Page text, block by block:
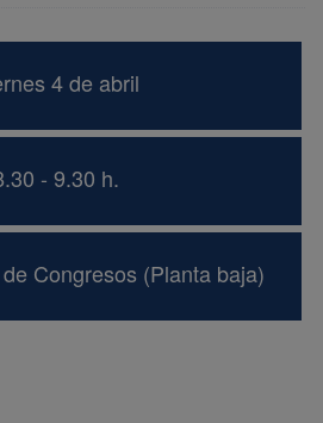
4 de abril
- 9.30 h.
Congresos (Planta baja)